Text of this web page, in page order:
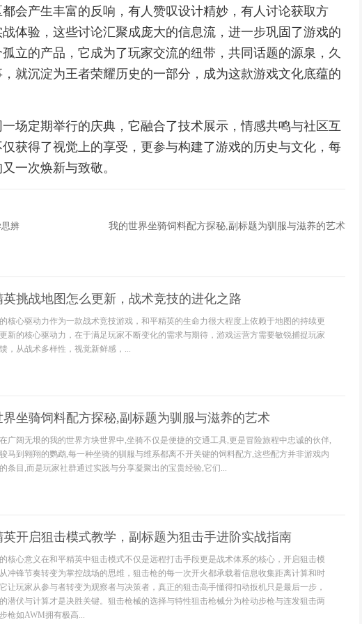
会产生丰富的反响，有人赞叹设计精妙，有人讨论获取方
体验，这些讨论汇聚成庞大的信息流，进一步巩固了游戏的
立的产品，它成为了玩家交流的纽带，共同话题的源泉，久
就沉淀为王者荣耀历史的一部分，成为这款游戏文化底蕴的
场定期举行的庆典，它融合了技术展示，情感共鸣与社区互
获得了视觉上的享受，更参与构建了游戏的历史与文化，每
一次焕新与致敬。
辨 我的世界坐骑饲料配方探秘,副标题为驯服与滋养的艺术
英挑战地图怎么更新，战术竞技的进化之路
核心驱动力作为一款战术竞技游戏，和平精英的生命力很大程度上依赖于地图的持续更
新的核心驱动力，在于满足玩家不断变化的需求与期待，游戏运营方需要敏锐捕捉玩家
，从战术多样性，视觉新鲜感，...
界坐骑饲料配方探秘,副标题为驯服与滋养的艺术
广阔无垠的我的世界方块世界中,坐骑不仅是便捷的交通工具,更是冒险旅程中忠诚的伙伴,
马到翱翔的鹦鹉,每一种坐骑的驯服与维系都离不开关键的饲料配方,这些配方并非游戏内
条目,而是玩家社群通过实践与分享凝聚出的宝贵经验,它们...
英开启狙击模式教学，副标题为狙击手进阶实战指南
核心意义在和平精英中狙击模式不仅是远程打击手段更是战术体系的核心，开启狙击模
冲锋节奏转变为掌控战场的思维，狙击枪的每一次开火都承载着信息收集距离计算和时
让玩家从参与者转变为观察者与决策者，真正的狙击高手懂得扣动扳机只是最后一步，
潜伏与计算才是决胜关键。狙击枪械的选择与特性狙击枪械分为栓动步枪与连发狙击两
枪如AWM拥有极高...